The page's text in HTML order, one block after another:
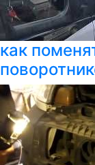
как